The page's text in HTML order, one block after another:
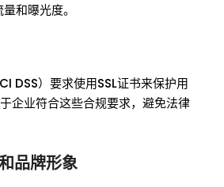
和曝光度。
DSS）要求使用SSL证书来保护用
企业符合这些合规要求，避免法律
品牌形象